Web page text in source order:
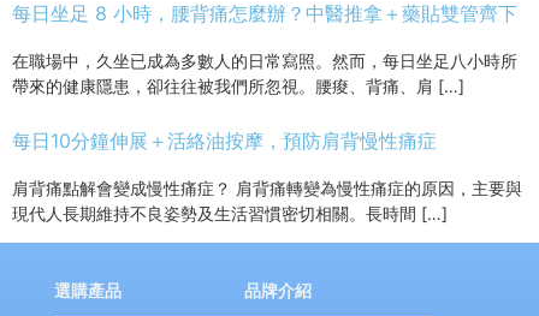
每日坐足 8 小時，腰背痛怎麼辦？中醫推拿＋藥貼雙管齊下
在職場中，久坐已成為多數人的日常寫照。然而，每日坐足八小時所
帶來的健康隱患，卻往往被我們所忽視。腰痠、背痛、肩 […]
每日10分鐘伸展＋活絡油按摩，預防肩背慢性痛症
肩背痛點解會變成慢性痛症？ 肩背痛轉變為慢性痛症的原因，主要與
現代人長期維持不良姿勢及生活習慣密切相關。長時間 […]
選購產品 品牌介紹